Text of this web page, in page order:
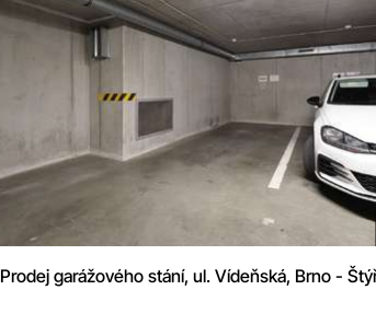
Prodej garážového stání, ul. Vídeňská, Brno -